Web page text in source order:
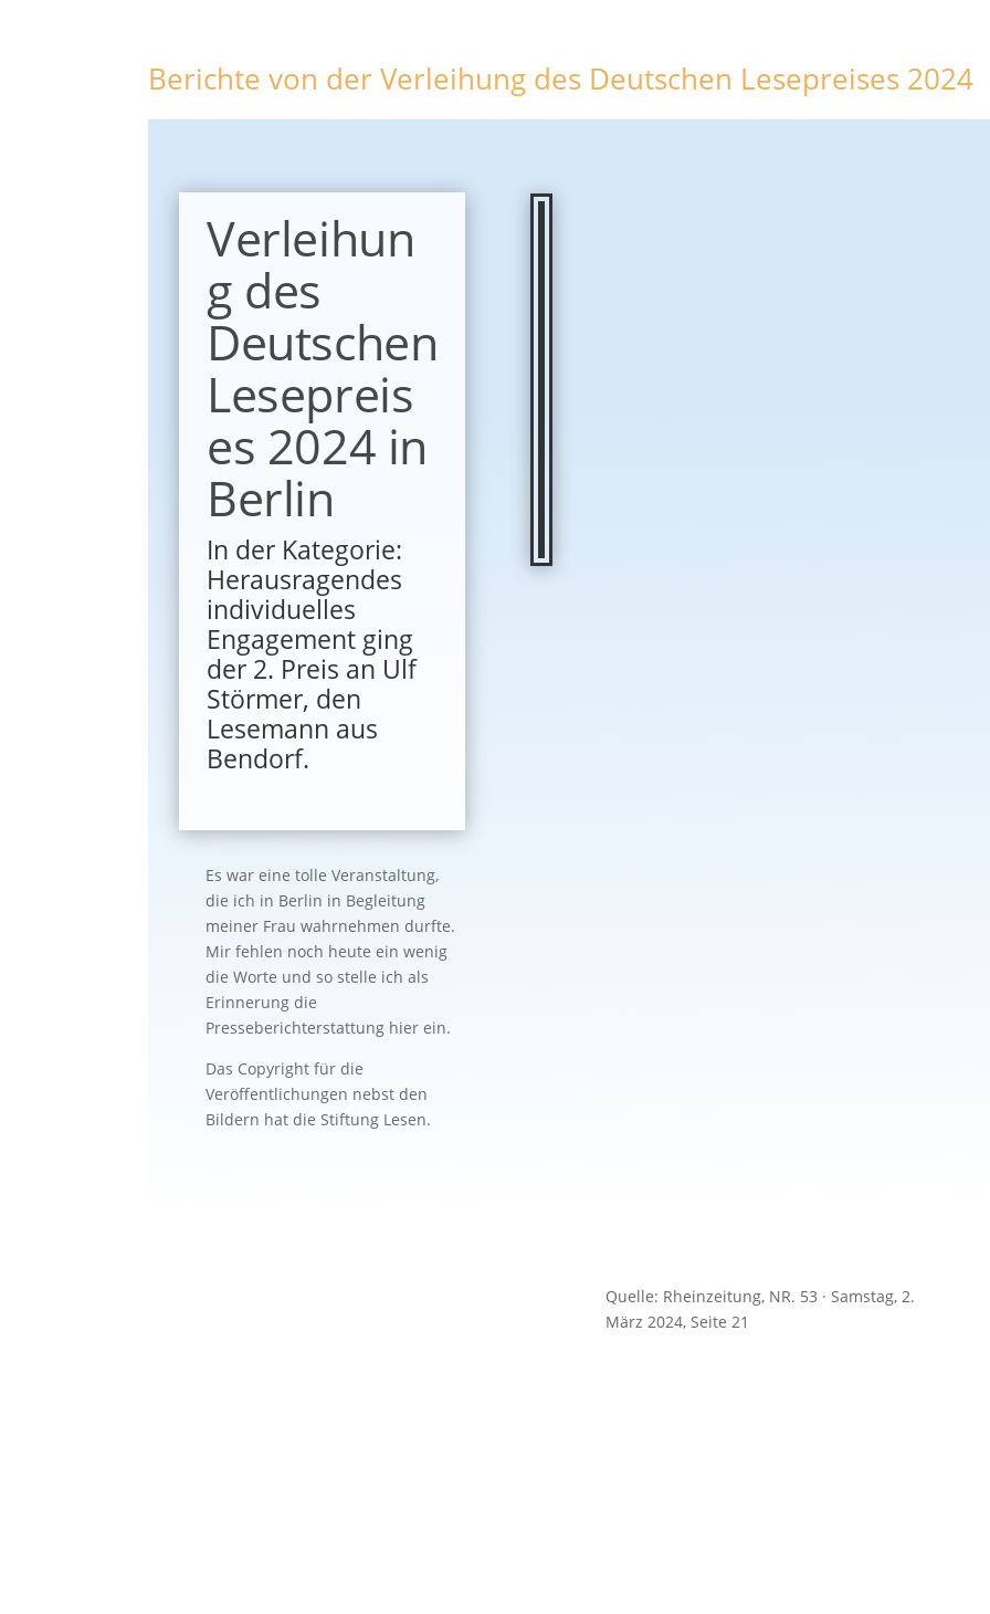
Berichte von der Verleihung des Deutschen Lesepreises 2024
Verleihun
g des
Deutschen
Lesepreis
es 2024 in
Berlin
In der Kategorie:
Herausragendes
individuelles
Engagement ging
der 2. Preis an Ulf
Störmer, den
Lesemann aus
Bendorf.
Es war eine tolle Veranstaltung,
die ich in Berlin in Begleitung
meiner Frau wahrnehmen durfte.
Mir fehlen noch heute ein wenig
die Worte und so stelle ich als
Erinnerung die
Presseberichterstattung hier ein.
Das Copyright für die
Veröffentlichungen nebst den
Bildern hat die Stiftung Lesen.
Quelle: Rheinzeitung, NR. 53 · Samstag, 2.
März 2024, Seite 21